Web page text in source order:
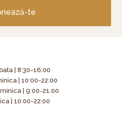
te
| 8:30-16:00
| 10:00-22:00
| 9:00-21:00
| 10:00-22:00